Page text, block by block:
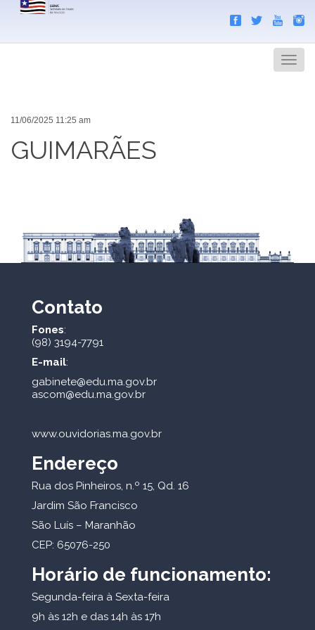
Menu
11/06/2025 11:25 am
GUIMARÃES
Contato
Fones:
(98) 3194-7791
E-mail:
gabinete@edu.ma.gov.br
ascom@edu.ma.gov.br
www.ouvidorias.ma.gov.br
Endereço
Rua dos Pinheiros, n.º 15, Qd. 16
Jardim São Francisco
São Luís – Maranhão
CEP: 65076-250
Horário de funcionamento:
Segunda-feira à Sexta-feira
9h às 12h e das 14h às 17h